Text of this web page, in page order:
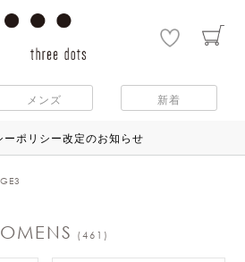
メンズ 新着
ーポリシー改定のお知らせ
(461)